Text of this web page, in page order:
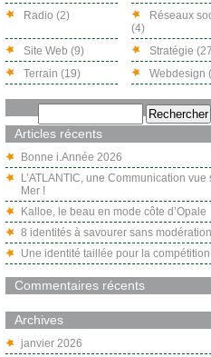
Radio (2)
Réseaux
(4)
Site Web (9)
Stratégie
Terrain (19)
Webdesign
Articles récents
Bonne i.Année 2026
L’ATLANTIC, une Communication vue
Mer !
Kalloe, le beau en mode côte d’Opale
8 identités à savourer sans
Une identité taillée pour la
Commentaires récents
Archives
janvier 2026